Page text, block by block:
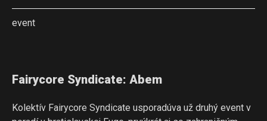
event
Fairycore Syndicate: Abem
Kolektív Fairycore Syndicate usporadúva už druhý event v